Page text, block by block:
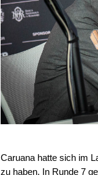
Caruana hatte sich im
zu haben. In Runde 7